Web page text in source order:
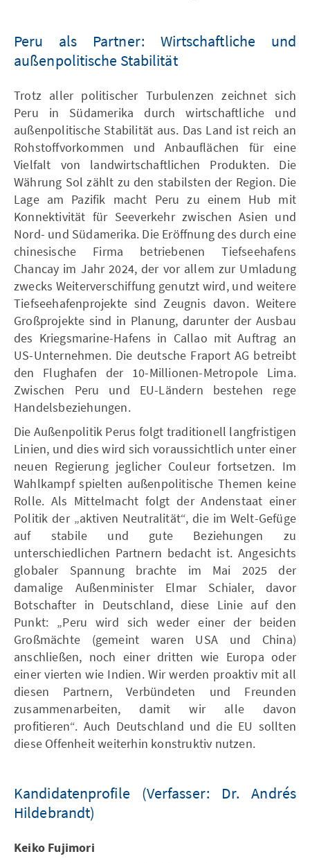
Peru als Partner: Wirtschaftliche und
außenpolitische Stabilität
Trotz aller politischer Turbulenzen zeichnet sich
Peru in Südamerika durch wirtschaftliche und
außenpolitische Stabilität aus. Das Land ist reich an
Rohstoffvorkommen und Anbauflächen für eine
Vielfalt von landwirtschaftlichen Produkten. Die
Währung Sol zählt zu den stabilsten der Region. Die
Lage am Pazifik macht Peru zu einem Hub mit
Konnektivität für Seeverkehr zwischen Asien und
Nord- und Südamerika. Die Eröffnung des durch eine
chinesische Firma betriebenen Tiefseehafens
Chancay im Jahr 2024, der vor allem zur Umladung
zwecks Weiterverschiffung genutzt wird, und weitere
Tiefseehafenprojekte sind Zeugnis davon. Weitere
Großprojekte sind in Planung, darunter der Ausbau
des Kriegsmarine-Hafens in Callao mit Auftrag an
US-Unternehmen. Die deutsche Fraport AG betreibt
den Flughafen der 10-Millionen-Metropole Lima.
Zwischen Peru und EU-Ländern bestehen rege
Handelsbeziehungen.
Die Außenpolitik Perus folgt traditionell langfristigen
Linien, und dies wird sich voraussichtlich unter einer
neuen Regierung jeglicher Couleur fortsetzen. Im
Wahlkampf spielten außenpolitische Themen keine
Rolle. Als Mittelmacht folgt der Andenstaat einer
Politik der „aktiven Neutralität“, die im Welt-Gefüge
auf stabile und gute Beziehungen zu
unterschiedlichen Partnern bedacht ist. Angesichts
globaler Spannung brachte im Mai 2025 der
damalige Außenminister Elmar Schialer, davor
Botschafter in Deutschland, diese Linie auf den
Punkt: „Peru wird sich weder einer der beiden
Großmächte (gemeint waren USA und China)
anschließen, noch einer dritten wie Europa oder
einer vierten wie Indien. Wir werden proaktiv mit all
diesen Partnern, Verbündeten und Freunden
zusammenarbeiten, damit wir alle davon
profitieren“. Auch Deutschland und die EU sollten
diese Offenheit weiterhin konstruktiv nutzen.
Kandidatenprofile (Verfasser: Dr. Andrés
Hildebrandt)
Keiko Fujimori